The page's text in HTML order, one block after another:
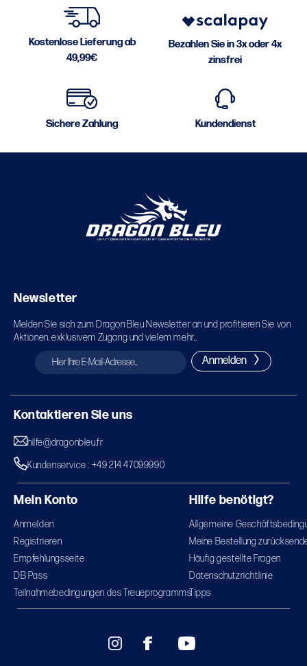
Kostenlose Lieferung ab
49,99€
Bezahlen Sie in 3x oder 4x
zinsfrei
Sichere Zahlung Kundendienst
Newsletter
Melden Sie sich zum Dragon Bleu Newsletter an und profitieren Sie von
Aktionen, exklusivem Zugang und vielem mehr...
Anmelden
Kontaktieren Sie uns
hilfe@dragonbleu.fr
Kundenservice : +49 214 47099990
Mein Konto
Anmelden
Registrieren
Empfehlungsseite
DB Pass
Teilnahmebedingungen des Treueprogramms
Hilfe benötigt?
Allgemeine
Meine Bestellung
Häufig gestellte Fragen
Datenschutzrichtlinie
Tipps